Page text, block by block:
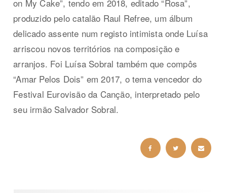
on My Cake”, tendo em 2018, editado “Rosa”,
produzido pelo catalão Raul Refree, um álbum
delicado assente num registo intimista onde Luísa
arriscou novos territórios na composição e
arranjos. Foi Luísa Sobral também que compôs
“Amar Pelos Dois” em 2017, o tema vencedor do
Festival Eurovisão da Canção, interpretado pelo
seu irmão Salvador Sobral.